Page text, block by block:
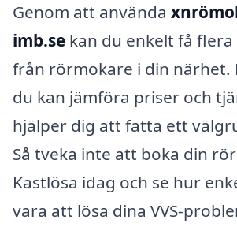
Genom att använda
imb.se kan du enkelt få
från rörmokare i din närhet.
du kan jämföra priser och
hjälper dig att fatta ett
Så tveka inte att boka din
Kastlösa idag och se hur
vara att lösa dina VVS-